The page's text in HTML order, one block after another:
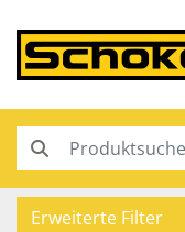
Erweiterte Filter